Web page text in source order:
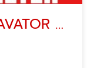
แผ่นกรองอากาศ EXCAVATOR FILTER